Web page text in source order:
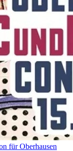
für Oberhausen